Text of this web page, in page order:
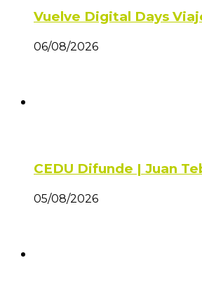
Vuelve Digital Days
06/08/2026
CEDU Difunde | Juan
05/08/2026